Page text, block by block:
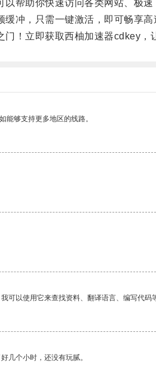
帮助你快速访问各类网站、极速
，只需一键激活，即可畅享高
立即获取西柚加速器cdkey，
能够支持更多地区的线路。
可以使用它来查找资料、翻译语言、编写代码
几个小时，还没有玩腻。